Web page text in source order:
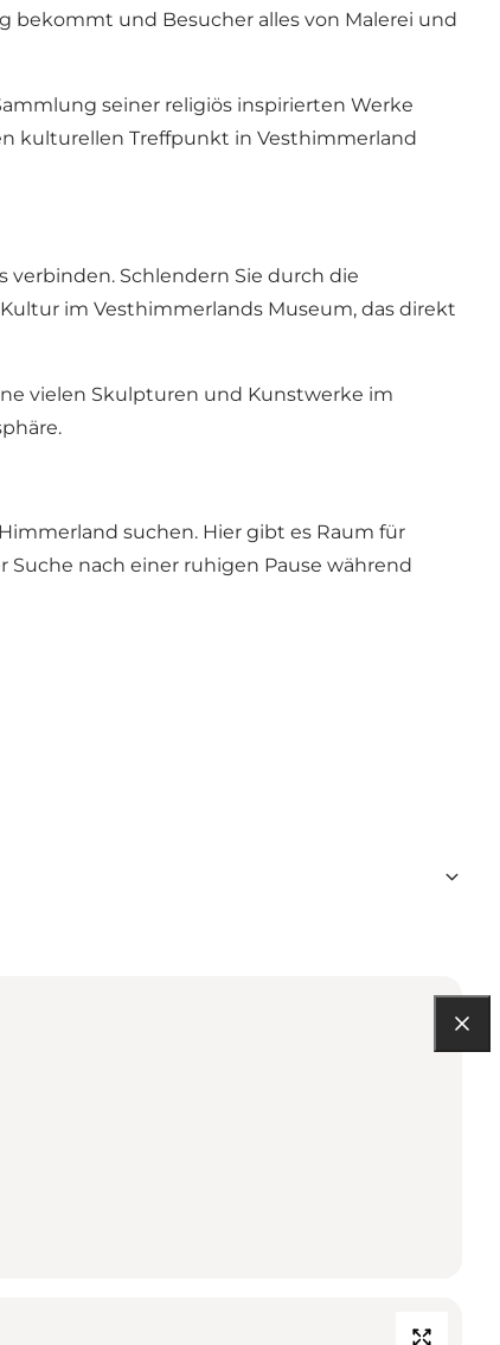
bekommt und Besucher alles von Malerei und
seiner religiös inspirierten Werke
kulturellen Treffpunkt in Vesthimmerland
Schlendern Sie durch die
im Vesthimmerlands Museum, das direkt
vielen Skulpturen und Kunstwerke im
suchen. Hier gibt es Raum für
nach einer ruhigen Pause während